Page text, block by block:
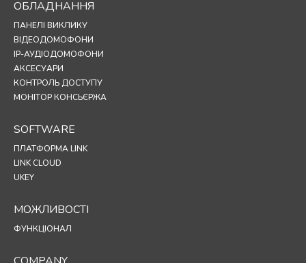
ОБЛАДНАННЯ
ПАНЕЛІ ВИКЛИКУ
ВІДЕОДОМОФОНИ
IP-АУДІОДОМОФОНИ
АКСЕСУАРИ
КОНТРОЛЬ ДОСТУПУ
МОНІТОР КОНСЬЄРЖА
SOFTWARE
ПЛАТФОРМА LINK
LINK CLOUD
UKEY
МОЖЛИВОСТІ
ФУНКЦІОНАЛ